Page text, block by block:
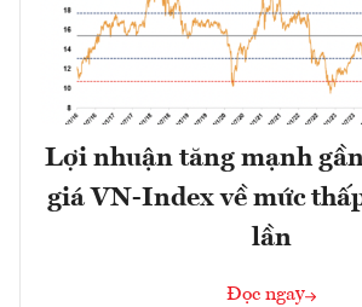
Lợi nhuận tăng mạnh
giá VN-Index về mức
lần
Đọc ngay